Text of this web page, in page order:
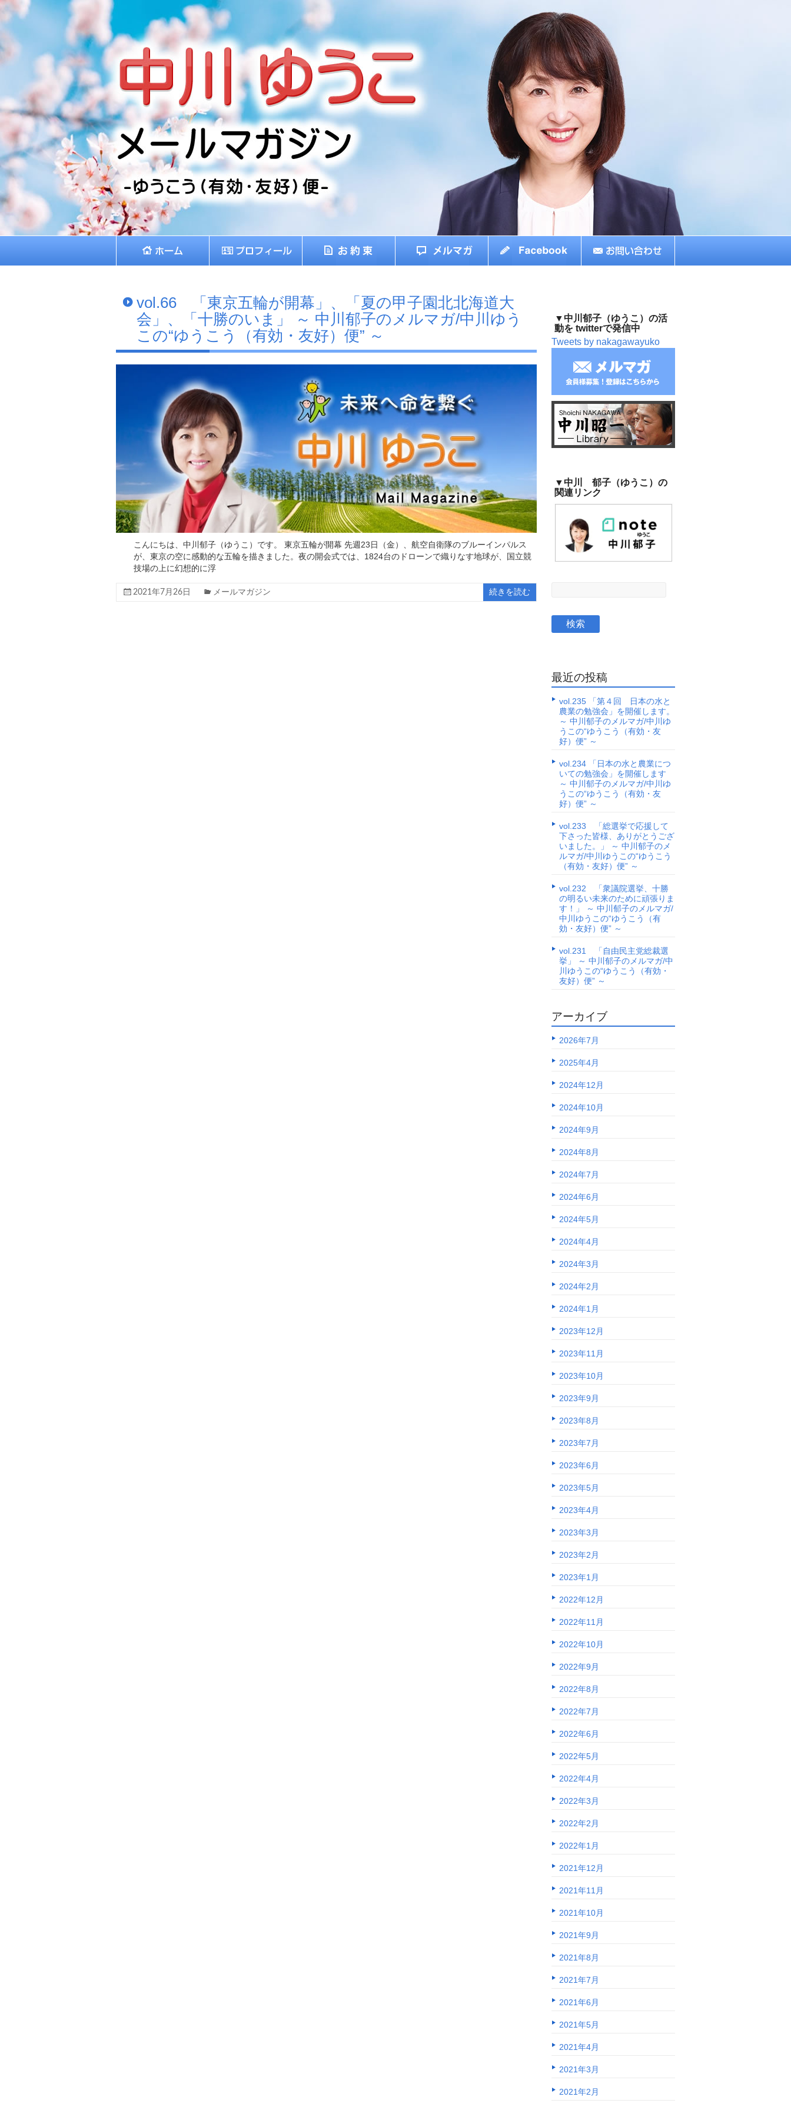
vol.66 「東京五輪が開幕」、「夏の甲子園北北海道大
会」、「十勝のいま」 ～ 中川郁子のメルマガ/中川ゆう
この“ゆうこう（有効・友好）便” ～
こんにちは、中川郁子（ゆうこ）です。 東京五輪が開幕 先週23日（金）、航空自衛隊のブルーインパルス
が、東京の空に感動的な五輪を描きました。夜の開会式では、1824台のドローンで織りなす地球が、国立競
技場の上に幻想的に浮
2021年7月26日 メールマガジン 続きを読む
▼中川郁子（ゆうこ）の活
動を twitterで発信中
Tweets by nakagawayuko
▼中川 郁子（ゆうこ）の
関連リンク
最近の投稿
vol.235 「第４回 日本の水と
農業の勉強会」を開催します。
～ 中川郁子のメルマガ/中川ゆ
うこの“ゆうこう（有効・友
好）便” ～
vol.234 「日本の水と農業につ
いての勉強会」を開催します
～ 中川郁子のメルマガ/中川ゆ
うこの“ゆうこう（有効・友
好）便” ～
vol.233 「総選挙で応援して
下さった皆様、ありがとうござ
いました。」 ～ 中川郁子のメ
ルマガ/中川ゆうこの“ゆうこう
（有効・友好）便” ～
vol.232 「衆議院選挙、十勝
の明るい未来のために頑張りま
す！」 ～ 中川郁子のメルマガ/
中川ゆうこの“ゆうこう（有
効・友好）便” ～
vol.231 「自由民主党総裁選
挙」 ～ 中川郁子のメルマガ/中
川ゆうこの“ゆうこう（有効・
友好）便” ～
アーカイブ
2026年7月
2025年4月
2024年12月
2024年10月
2024年9月
2024年8月
2024年7月
2024年6月
2024年5月
2024年4月
2024年3月
2024年2月
2024年1月
2023年12月
2023年11月
2023年10月
2023年9月
2023年8月
2023年7月
2023年6月
2023年5月
2023年4月
2023年3月
2023年2月
2023年1月
2022年12月
2022年11月
2022年10月
2022年9月
2022年8月
2022年7月
2022年6月
2022年5月
2022年4月
2022年3月
2022年2月
2022年1月
2021年12月
2021年11月
2021年10月
2021年9月
2021年8月
2021年7月
2021年6月
2021年5月
2021年4月
2021年3月
2021年2月